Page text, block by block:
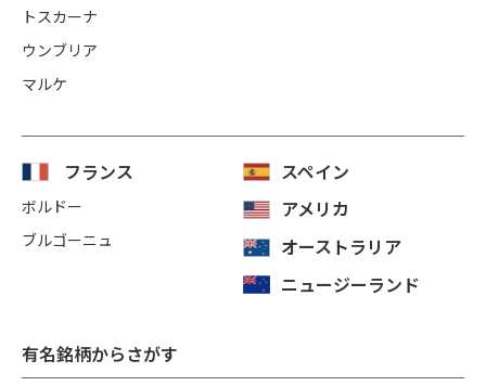
トスカーナ
ウンブリア
マルケ
フランス
ボルドー
ブルゴーニュ
スペイン
アメリカ
オーストラリア
ニュージーランド
有名銘柄からさがす